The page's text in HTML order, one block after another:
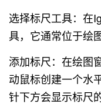
选择标尺工具：在
具，它通常位于绘
添加标尺：在绘图
动鼠标创建一个水
针下方会显示标尺